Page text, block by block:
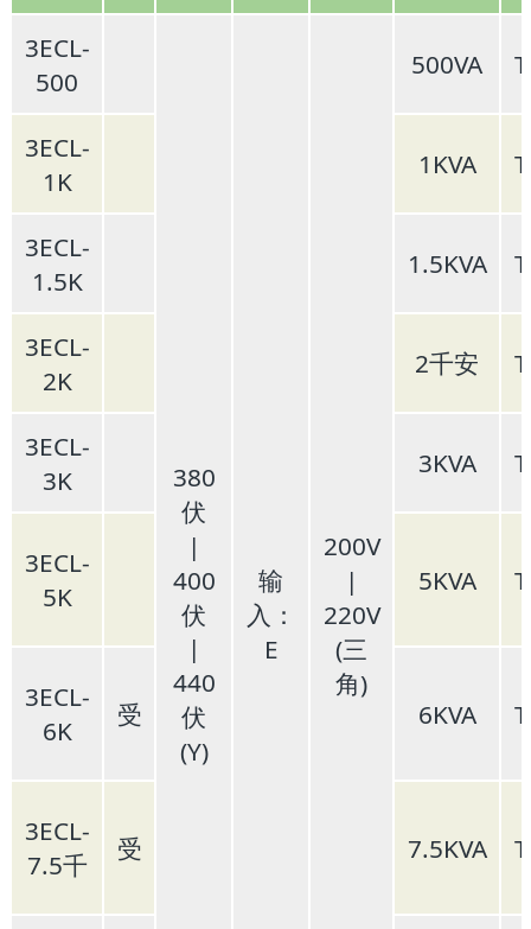
3ECL-
500
380
伏
|
400
伏
|
440
伏
(Y)
输
入：
E
200V
|
220V
(三
角)
500VA
3ECL-
1K
1KVA
3ECL-
1.5K
1.5KVA
3ECL-
2K
2千安
3ECL-
3K
3KVA
3ECL-
5K
5KVA
3ECL-
6K
受 6KVA
3ECL-
7.5千
受 7.5KVA